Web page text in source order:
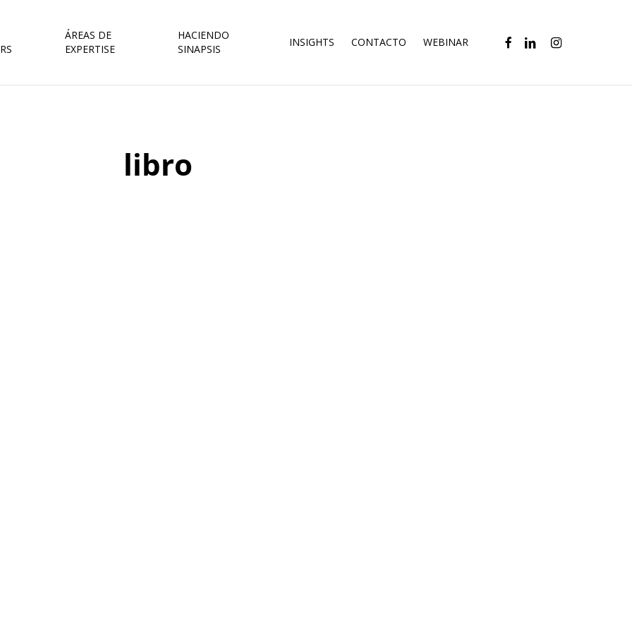
ÁREAS DE
EXPERTISE
HACIENDO
SINAPSIS
INSIGHTS CONTACTO WEBINAR FACEBOOKLINKEDININSTAGRAM
libro